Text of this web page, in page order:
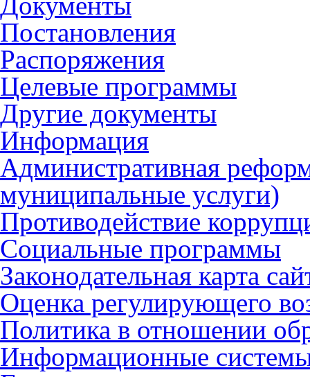
Постановления
Распоряжения
Целевые программы
Другие документы
Информация
Административная
муниципальные услуги)
Противодействие
Социальные программы
Законодательная карта
Оценка регулирующего
Политика в отношении
Информационные